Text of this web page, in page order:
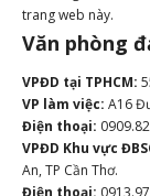
trang web này.
Văn phòng
VPĐD tại TPHCM:
VP làm việc: A16
Điện thoại:
VPĐD Khu vực
An, TP Cần Thơ.
Điện thoại: